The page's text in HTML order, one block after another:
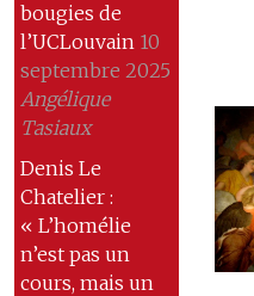
bougies de
l’UCLouvain 10
septembre 2025
Angélique
Tasiaux
Denis Le
Chatelier :
« L’homélie
n’est pas un
cours, mais un